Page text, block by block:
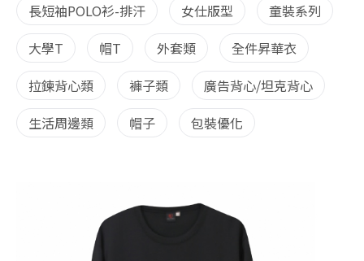
長短袖POLO衫-排汗
女仕版型
童裝系列
大學T
帽T 外套類
全件昇華衣
拉鍊背心類
褲子類
廣告背心/坦克背心
生活周邊類
帽子 包裝優化